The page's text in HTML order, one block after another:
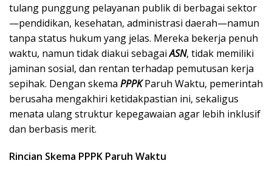
tulang punggung pelayanan publik di berbagai sektor
—pendidikan, kesehatan, administrasi daerah—namun
tanpa status hukum yang jelas. Mereka bekerja penuh
waktu, namun tidak diakui sebagaiASN, tidak memiliki
jaminan sosial, dan rentan terhadap pemutusan kerja
sepihak. Dengan skema PPPKParuh Waktu, pemerintah
berusaha mengakhiri ketidakpastian ini, sekaligus
menata ulang struktur kepegawaian agar lebih inklusif
dan berbasis merit.
Rincian Skema PPPK Paruh Waktu